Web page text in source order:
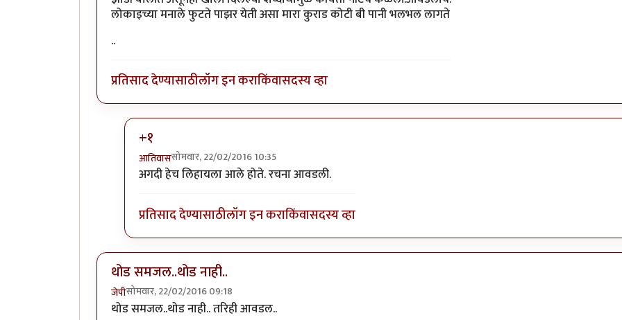
लोकाइच्या मनाले फुटते पाझर येती असा मारा कुराड कोटी बी पानी भलभल लागते
..
प्रतिसाद देण्यासाठीलॉग इन कराकिंवासदस्य व्हा
+१
आतिवाससोमवार, 22/02/2016 10:35
In reply toझाडी बोलीत असूनही खालीbyअजया
अगदी हेच लिहायला आले होते. रचना आवडली.
प्रतिसाद देण्यासाठीलॉग इन कराकिंवासदस्य व्हा
थोड समजल..थोड नाही..
जेपीसोमवार, 22/02/2016 09:18
थोड समजल..थोड नाही.. तरिही आवडल..